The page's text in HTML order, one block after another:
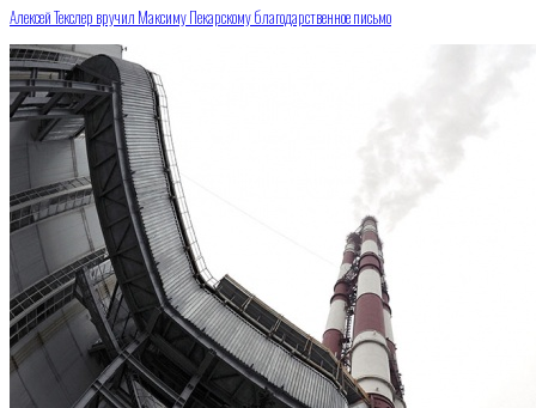
Алексей Текслер вручил Максиму Пекарскому благодарственное письмо